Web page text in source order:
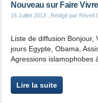
Nouveau sur Faire
16 Juillet 2013 , Rédigé par Réveil
Liste de diffusion Bonjour,
jours Egypte, Obama,
Agressions islamophobes
Lire la suite